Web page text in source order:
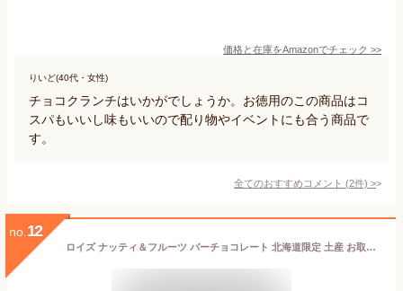
価格と在庫をAmazonでチェック >>
りいど(40代・女性)
チョコクランチはいかがでしょうか。お徳用のこの商品はコ
スパもいいし味もいいので配り物やイベントにも合う商品で
す。
全てのおすすめコメント (2件) >
no. 12
ロイズ ナッティ＆フルーツ バーチョコレート 北海道限定 土産 お取り寄せ プレゼント クリスマス バレンタイン ホワイトデー 転勤 引越 進学 入学 ギフト 母の日 父の日 お返し